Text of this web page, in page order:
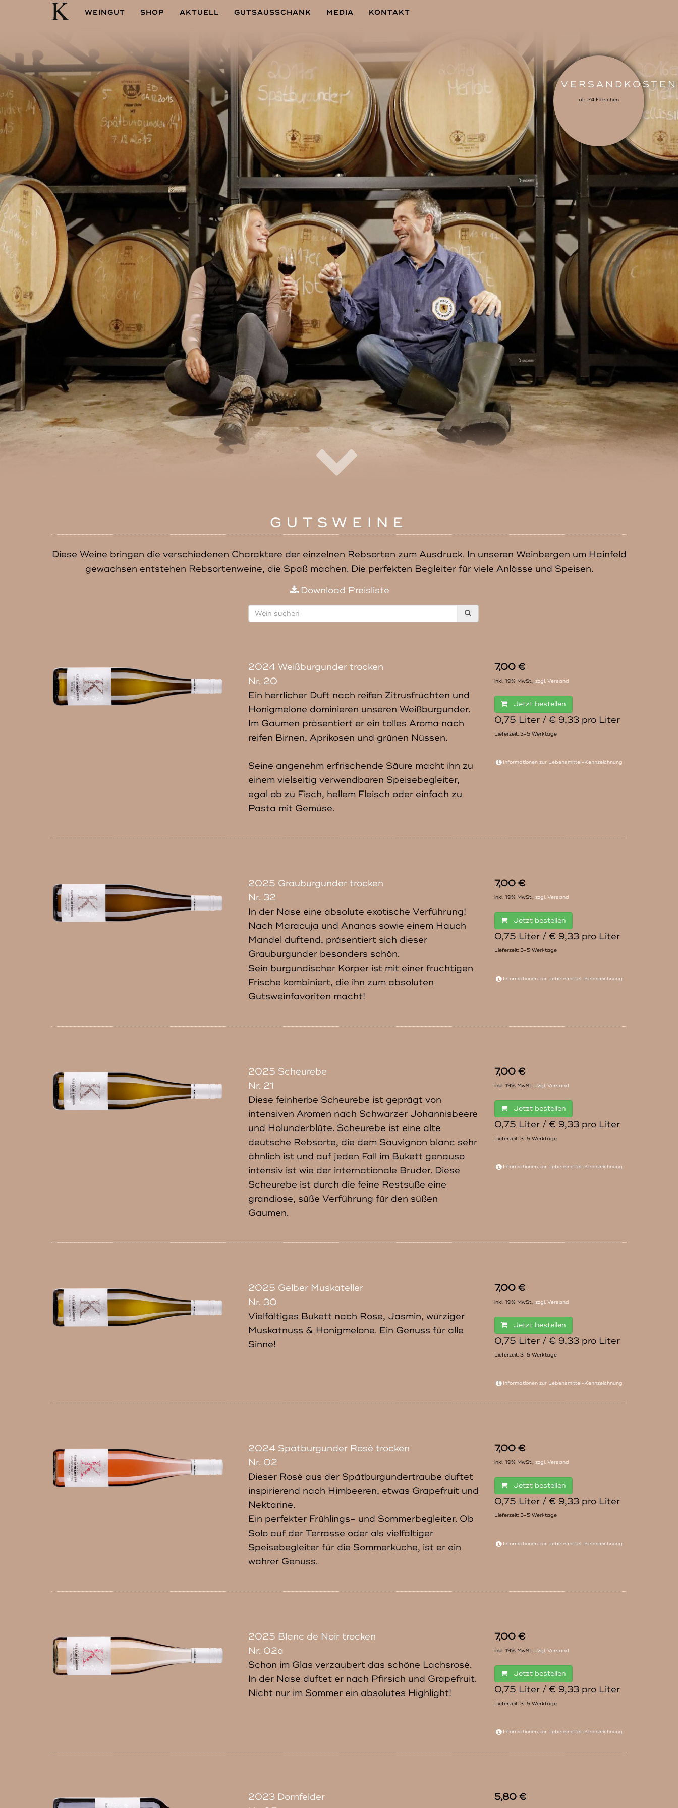
WEINGUT SHOP AKTUELL GUTSAUSSCHANK MEDIA KONTAKT
ab 24 Flaschen
GUTSWEINE
Diese Weine bringen die verschiedenen Charaktere der einzelnen Rebsorten zum Ausdruck. In unseren Weinbergen um Hainfeld
gewachsen entstehen Rebsortenweine, die Spaß machen. Die perfekten Begleiter für viele Anlässe und Speisen.
Download Preisliste
2024 Weißburgunder trocken
Nr. 20
Ein herrlicher Duft nach reifen Zitrusfrüchten und
Honigmelone dominieren unseren Weißburgunder.
Im Gaumen präsentiert er ein tolles Aroma nach
reifen Birnen, Aprikosen und grünen Nüssen.
Seine angenehm erfrischende Säure macht ihn zu
einem vielseitig verwendbaren Speisebegleiter,
egal ob zu Fisch, hellem Fleisch oder einfach zu
Pasta mit Gemüse.
7,00 €
inkl. 19% MwSt., zzgl. Versand
Jetzt bestellen
0,75 Liter / € 9,33 pro Liter
Lieferzeit: 3-5 Werktage
Informationen zur Lebensmittel-Kennzeichnung
2025 Grauburgunder trocken
Nr. 32
In der Nase eine absolute exotische Verführung!
Nach Maracuja und Ananas sowie einem Hauch
Mandel duftend, präsentiert sich dieser
Grauburgunder besonders schön.
Sein burgundischer Körper ist mit einer fruchtigen
Frische kombiniert, die ihn zum absoluten
Gutsweinfavoriten macht!
7,00 €
inkl. 19% MwSt., zzgl. Versand
Jetzt bestellen
0,75 Liter / € 9,33 pro Liter
Lieferzeit: 3-5 Werktage
Informationen zur Lebensmittel-Kennzeichnung
2025 Scheurebe
Nr. 21
Diese feinherbe Scheurebe ist geprägt von
intensiven Aromen nach Schwarzer Johannisbeere
und Holunderblüte. Scheurebe ist eine alte
deutsche Rebsorte, die dem Sauvignon blanc sehr
ähnlich ist und auf jeden Fall im Bukett genauso
intensiv ist wie der internationale Bruder. Diese
Scheurebe ist durch die feine Restsüße eine
grandiose, süße Verführung für den süßen
Gaumen.
7,00 €
inkl. 19% MwSt., zzgl. Versand
Jetzt bestellen
0,75 Liter / € 9,33 pro Liter
Lieferzeit: 3-5 Werktage
Informationen zur Lebensmittel-Kennzeichnung
2025 Gelber Muskateller
Nr. 30
Vielfältiges Bukett nach Rose, Jasmin, würziger
Muskatnuss & Honigmelone. Ein Genuss für alle
Sinne!
7,00 €
inkl. 19% MwSt., zzgl. Versand
Jetzt bestellen
0,75 Liter / € 9,33 pro Liter
Lieferzeit: 3-5 Werktage
Informationen zur Lebensmittel-Kennzeichnung
2024 Spätburgunder Rosé trocken
Nr. 02
Dieser Rosé aus der Spätburgundertraube duftet
inspirierend nach Himbeeren, etwas Grapefruit und
Nektarine.
Ein perfekter Frühlings- und Sommerbegleiter. Ob
Solo auf der Terrasse oder als vielfältiger
Speisebegleiter für die Sommerküche, ist er ein
wahrer Genuss.
7,00 €
inkl. 19% MwSt., zzgl. Versand
Jetzt bestellen
0,75 Liter / € 9,33 pro Liter
Lieferzeit: 3-5 Werktage
Informationen zur Lebensmittel-Kennzeichnung
2025 Blanc de Noir trocken
Nr. 02a
Schon im Glas verzaubert das schöne Lachsrosé.
In der Nase duftet er nach Pfirsich und Grapefruit.
Nicht nur im Sommer ein absolutes Highlight!
7,00 €
inkl. 19% MwSt., zzgl. Versand
Jetzt bestellen
0,75 Liter / € 9,33 pro Liter
Lieferzeit: 3-5 Werktage
Informationen zur Lebensmittel-Kennzeichnung
2023 Dornfelder
5,80 €